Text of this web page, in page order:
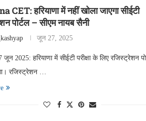
CET: हरियाणा में नहीं खोला जाएगा सीईटी
पोर्टल – सीएम नायब सैनी
जून 27, 2025
2025: हरियाणा में सीईटी परीक्षा के लिए रजिस्ट्रेशन
रजिस्ट्रेशन …